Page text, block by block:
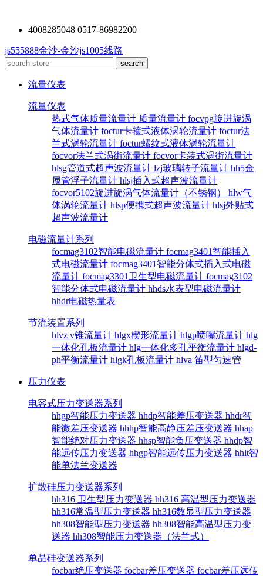
4008285048 0517-86982200
js555888金沙-金沙js1005线路
流量仪表
流量仪表
热式气体质量流量计 质量流量计 focvpg旋进旋涡
气体流量计 foctur卡箍式液体涡轮流量计 foctur法
兰式涡轮流量计 foctur螺纹式液体涡轮流量计
focvor法兰式涡街流量计 focvor卡装式涡街流量计
hlsg管道式超声波流量计 lzj玻璃转子流量计 hh5金
属管浮子流量计 hlsj插入式超声波流量计
focvor5102旋进旋涡气体流量计（不锈钢） hlw气
体涡轮流量计 hlsp便携式超声波流量计 hlsj外贴式
超声波流量计
电磁流量计系列
focmag3102智能电磁流量计 focmag3401智能插入
式电磁流量计 focmag3401智能分体式插入式电磁
流量计 focmag3301卫生型电磁流量计 focmag3102
智能分体式电磁流量计 hhds水表型电磁流量计
hhdr电磁热量表
节流装置系列
hlvz v锥流量计 hlgx楔形流量计 hlgp喷嘴流量计 hlg
一体化孔板流量计 hlg一体化多孔平衡流量计 hlgd-
ph平衡流量计 hlgk孔板流量计 hlva 笛型匀速管
压力仪表
电容式压力变送器系列
hhgp智能压力变送器 hhdp智能差压变送器 hhdr智
能微差压变送器 hhhp智能高静压差压变送器 hhap
智能绝对压力变送器 hhsp智能负压变送器 hhdp智
能远传压力变送器 hhgp智能远传压力变送器 hhlt智
能单法兰变送器
扩散硅压力变送器系列
hh316 卫生型压力变送器 hh316 高温型压力变送器
hh316常温型压力变送器 hh316数显型压力变送器
hh308智能型压力变送器 hh308智能高温型压力变
送器 hh308智能压力变送器（法兰式）
单晶硅变送器系列
focbar绝压变送器 focbar差压变送器 focbar差压远传